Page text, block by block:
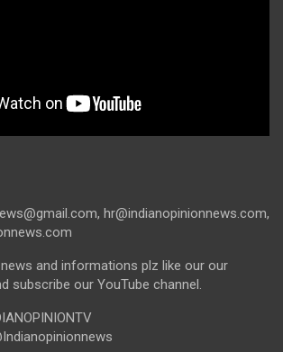
hr@indianopinionnews.com,
and informations plz like our our
subscribe our YouTube channel.